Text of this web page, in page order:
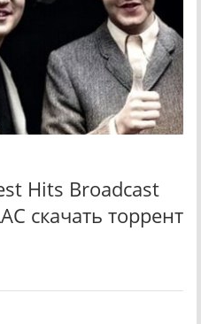
Hits Broadcast
скачать торрент